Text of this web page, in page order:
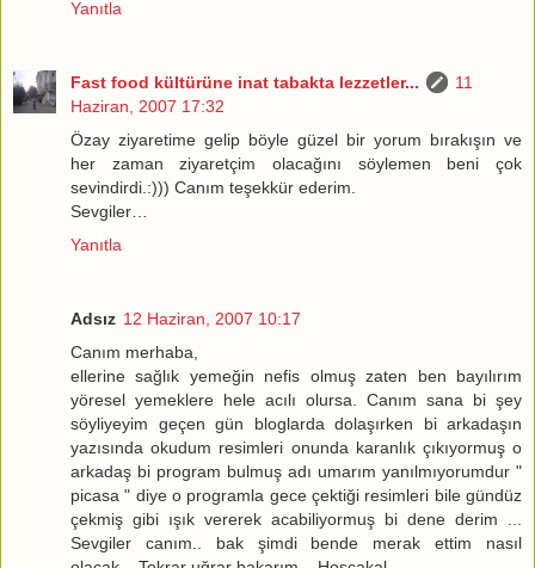
Yanıtla
Fast food kültürüne inat tabakta lezzetler...
11
Haziran, 2007 17:32
Özay ziyaretime gelip böyle güzel bir yorum bırakışın ve
her zaman ziyaretçim olacağını söylemen beni çok
sevindirdi.:))) Canım teşekkür ederim.
Sevgiler…
Yanıtla
Adsız 12 Haziran, 2007 10:17
Canım merhaba,
ellerine sağlık yemeğin nefis olmuş zaten ben bayılırım
yöresel yemeklere hele acılı olursa. Canım sana bi şey
söyliyeyim geçen gün bloglarda dolaşırken bi arkadaşın
yazısında okudum resimleri onunda karanlık çıkıyormuş o
arkadaş bi program bulmuş adı umarım yanılmıyorumdur "
picasa " diye o programla gece çektiği resimleri bile gündüz
çekmiş gibi ışık vererek acabiliyormuş bi dene derim ...
Sevgiler canım.. bak şimdi bende merak ettim nasıl